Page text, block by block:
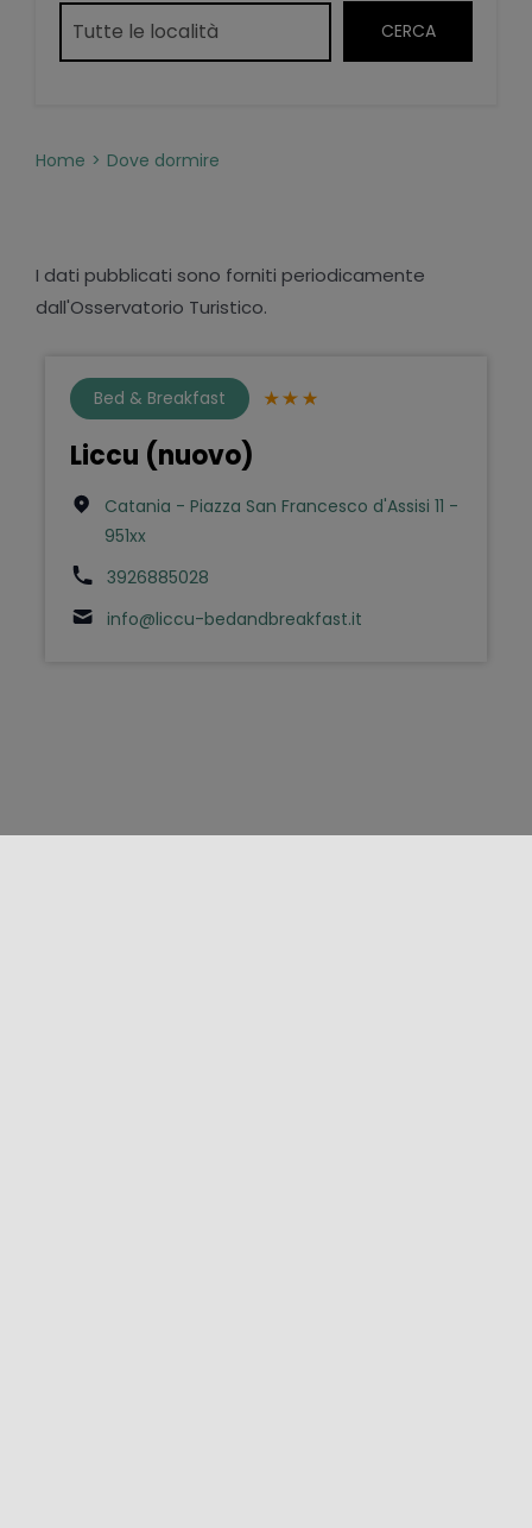
Home Dove dormire
I dati pubblicati sono forniti periodicamente
dall'Osservatorio Turistico.
Bed & Breakfast
Liccu (nuovo)
Catania - Piazza San Francesco d'Assisi 11 -
951xx
3926885028
info@liccu-bedandbreakfast.it